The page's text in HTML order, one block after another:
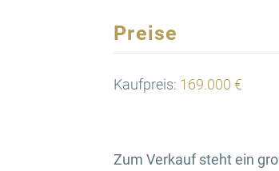
Preise
Kaufpreis: 169.000 €
Zum Verkauf steht ein